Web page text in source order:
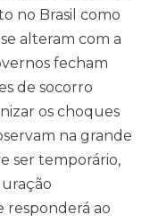
no Brasil como
alteram com a
fecham
de socorro
os choques
na grande
ser temporário,
responderá ao